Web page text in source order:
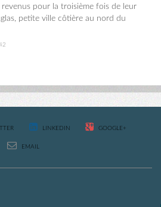
pour la troisième fois de leur
petite ville côtière au nord du
LINKEDIN GOOGLE+
EMAIL